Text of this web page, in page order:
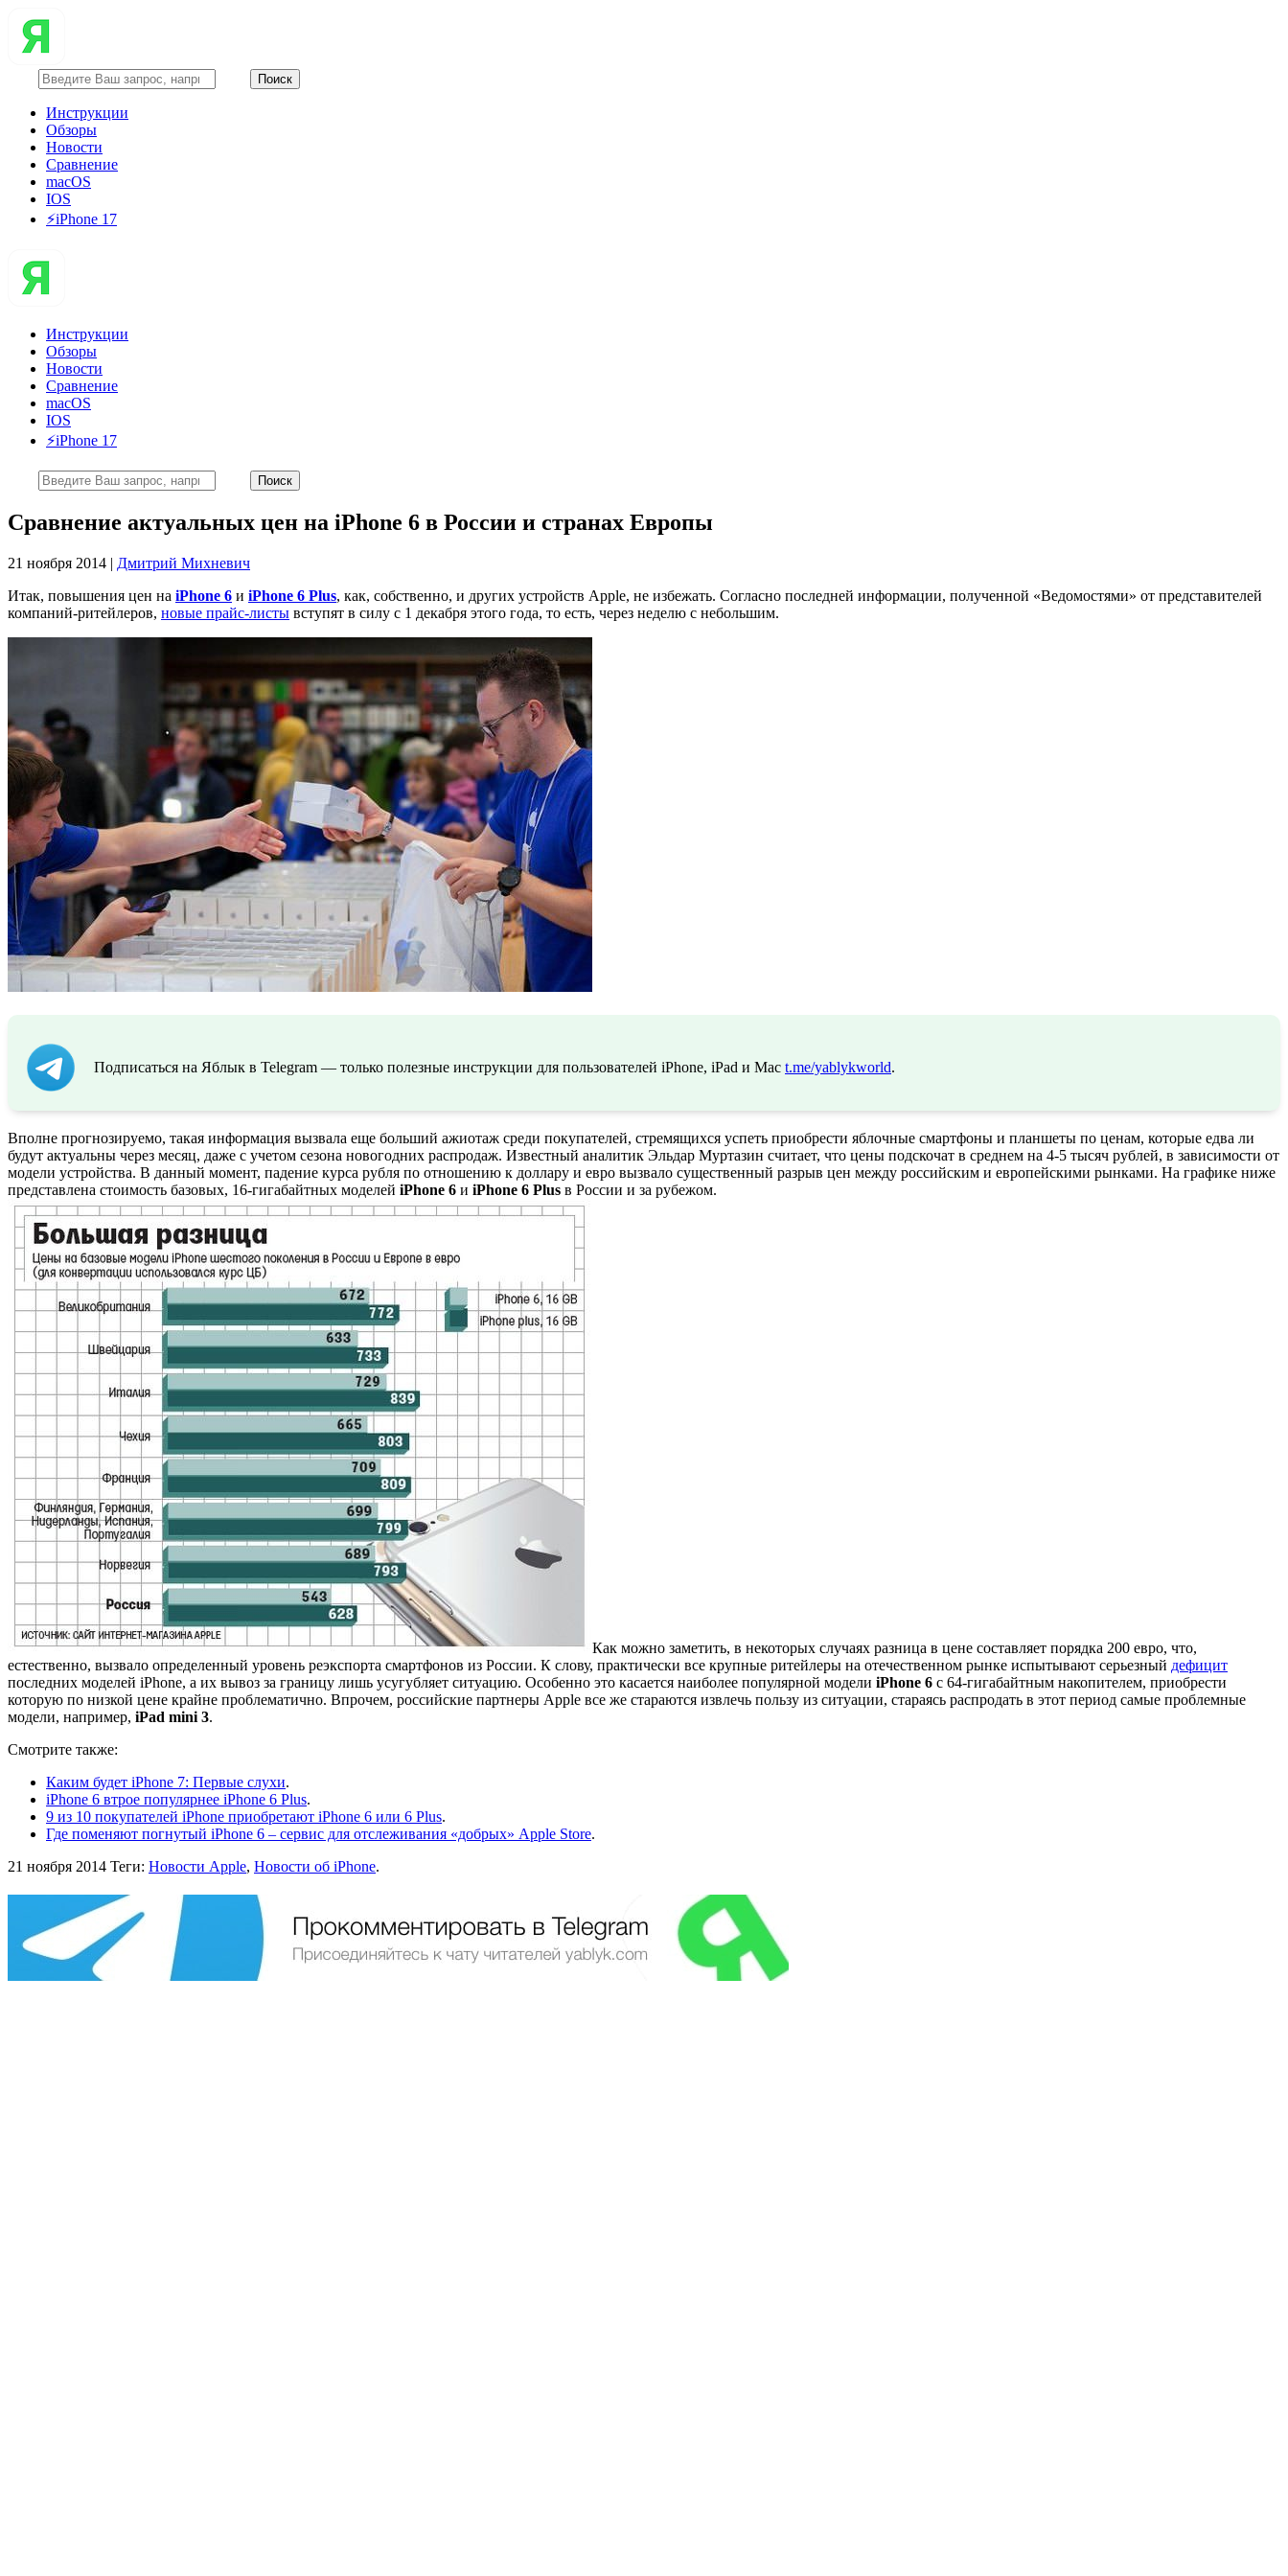
Инструкции
Обзоры
Новости
Сравнение
macOS
IOS
⚡️iPhone 17
Инструкции
Обзоры
Новости
Сравнение
macOS
IOS
⚡️iPhone 17
Сравнение актуальных цен на iPhone 6 в России и странах Европы
21 ноября 2014 | Дмитрий Михневич
Итак, повышения цен на iPhone 6 и iPhone 6 Plus, как, собственно, и других устройств Apple, не избежать. Согласно последней информации, полученной «Ведомостями» от представителей
компаний-ритейлеров, новые прайс-листы вступят в силу с 1 декабря этого года, то есть, через неделю с небольшим.
Подписаться на Яблык в Telegram — только полезные инструкции для пользователей iPhone, iPad и Mac t.me/yablykworld.
Вполне прогнозируемо, такая информация вызвала еще больший ажиотаж среди покупателей, стремящихся успеть приобрести яблочные смартфоны и планшеты по ценам, которые едва ли
будут актуальны через месяц, даже с учетом сезона новогодних распродаж. Известный аналитик Эльдар Муртазин считает, что цены подскочат в среднем на 4-5 тысяч рублей, в зависимости от
модели устройства. В данный момент, падение курса рубля по отношению к доллару и евро вызвало существенный разрыв цен между российским и европейскими рынками. На графике ниже
представлена стоимость базовых, 16-гигабайтных моделей iPhone 6 и iPhone 6 Plus в России и за рубежом.
Как можно заметить, в некоторых случаях разница в цене составляет порядка 200 евро, что,
естественно, вызвало определенный уровень реэкспорта смартфонов из России. К слову, практически все крупные ритейлеры на отечественном рынке испытывают серьезный дефицит
последних моделей iPhone, а их вывоз за границу лишь усугубляет ситуацию. Особенно это касается наиболее популярной модели iPhone 6 с 64-гигабайтным накопителем, приобрести
которую по низкой цене крайне проблематично. Впрочем, российские партнеры Apple все же стараются извлечь пользу из ситуации, стараясь распродать в этот период самые проблемные
модели, например, iPad mini 3.
Смотрите также:
Каким будет iPhone 7: Первые слухи.
iPhone 6 втрое популярнее iPhone 6 Plus.
9 из 10 покупателей iPhone приобретают iPhone 6 или 6 Plus.
Где поменяют погнутый iPhone 6 – сервис для отслеживания «добрых» Apple Store.
21 ноября 2014 Теги: Новости Apple, Новости об iPhone.